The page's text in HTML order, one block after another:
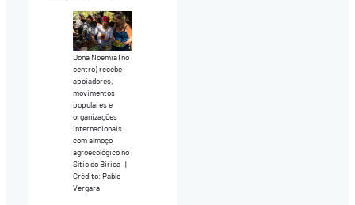
Dona Noêmia (no
centro) recebe
apoiadores,
movimentos
populares e
organizações
internacionais
com almoço
agroecológico no
Sítio do Birica |
Crédito: Pablo
Vergara